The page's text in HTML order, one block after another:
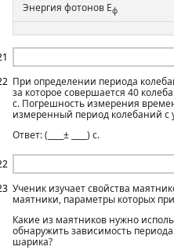
Энергия фотонов Еф
При определении периода
за которое совершается 40
с. Погрешность измерения
измеренный период колебаний
Ответ: (____± ____) с.
Ученик изучает свойства
маятники, параметры которых
Какие из маятников нужно
обнаружить зависимость
шарика?